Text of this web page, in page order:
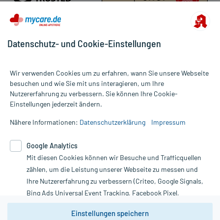
abgegeben.
Alle Preise gelten inkl. MwSt., ggf. zzgl. Versandkosten
Informationen auf dieser Website werden ausschließlich für
die Untersuchung und Behandlung durch einen Arzt. Bitte
Therapien eingeleitet werden können. | Diese Webseite benutzt
Google Analytics. Lesen Sie bitte dazu die wichtigen Hinweise in
unserer Datenschutzerklärung. Für den Widerruf einer Bestellung
nutzen Sie das Formular:
Vertrag widerrufen
Datenschutz- und Cookie-Einstellungen
Wir verwenden Cookies um zu erfahren, wann Sie unsere Webseite
besuchen und wie Sie mit uns interagieren, um Ihre
Nutzererfahrung zu verbessern. Sie können Ihre Cookie-
Einstellungen jederzeit ändern.
Nähere Informationen: Datenschutzerklärung Impressum
Google Analytics
Mit diesen Cookies können wir Besuche und Trafficquellen
zählen, um die Leistung unserer Webseite zu messen und
Ihre Nutzererfahrung zu verbessern (Criteo, Google Signals,
Bing Ads Universal Event Tracking, Facebook Pixel,
Youtube-Social Plugin).
Einstellungen speichern